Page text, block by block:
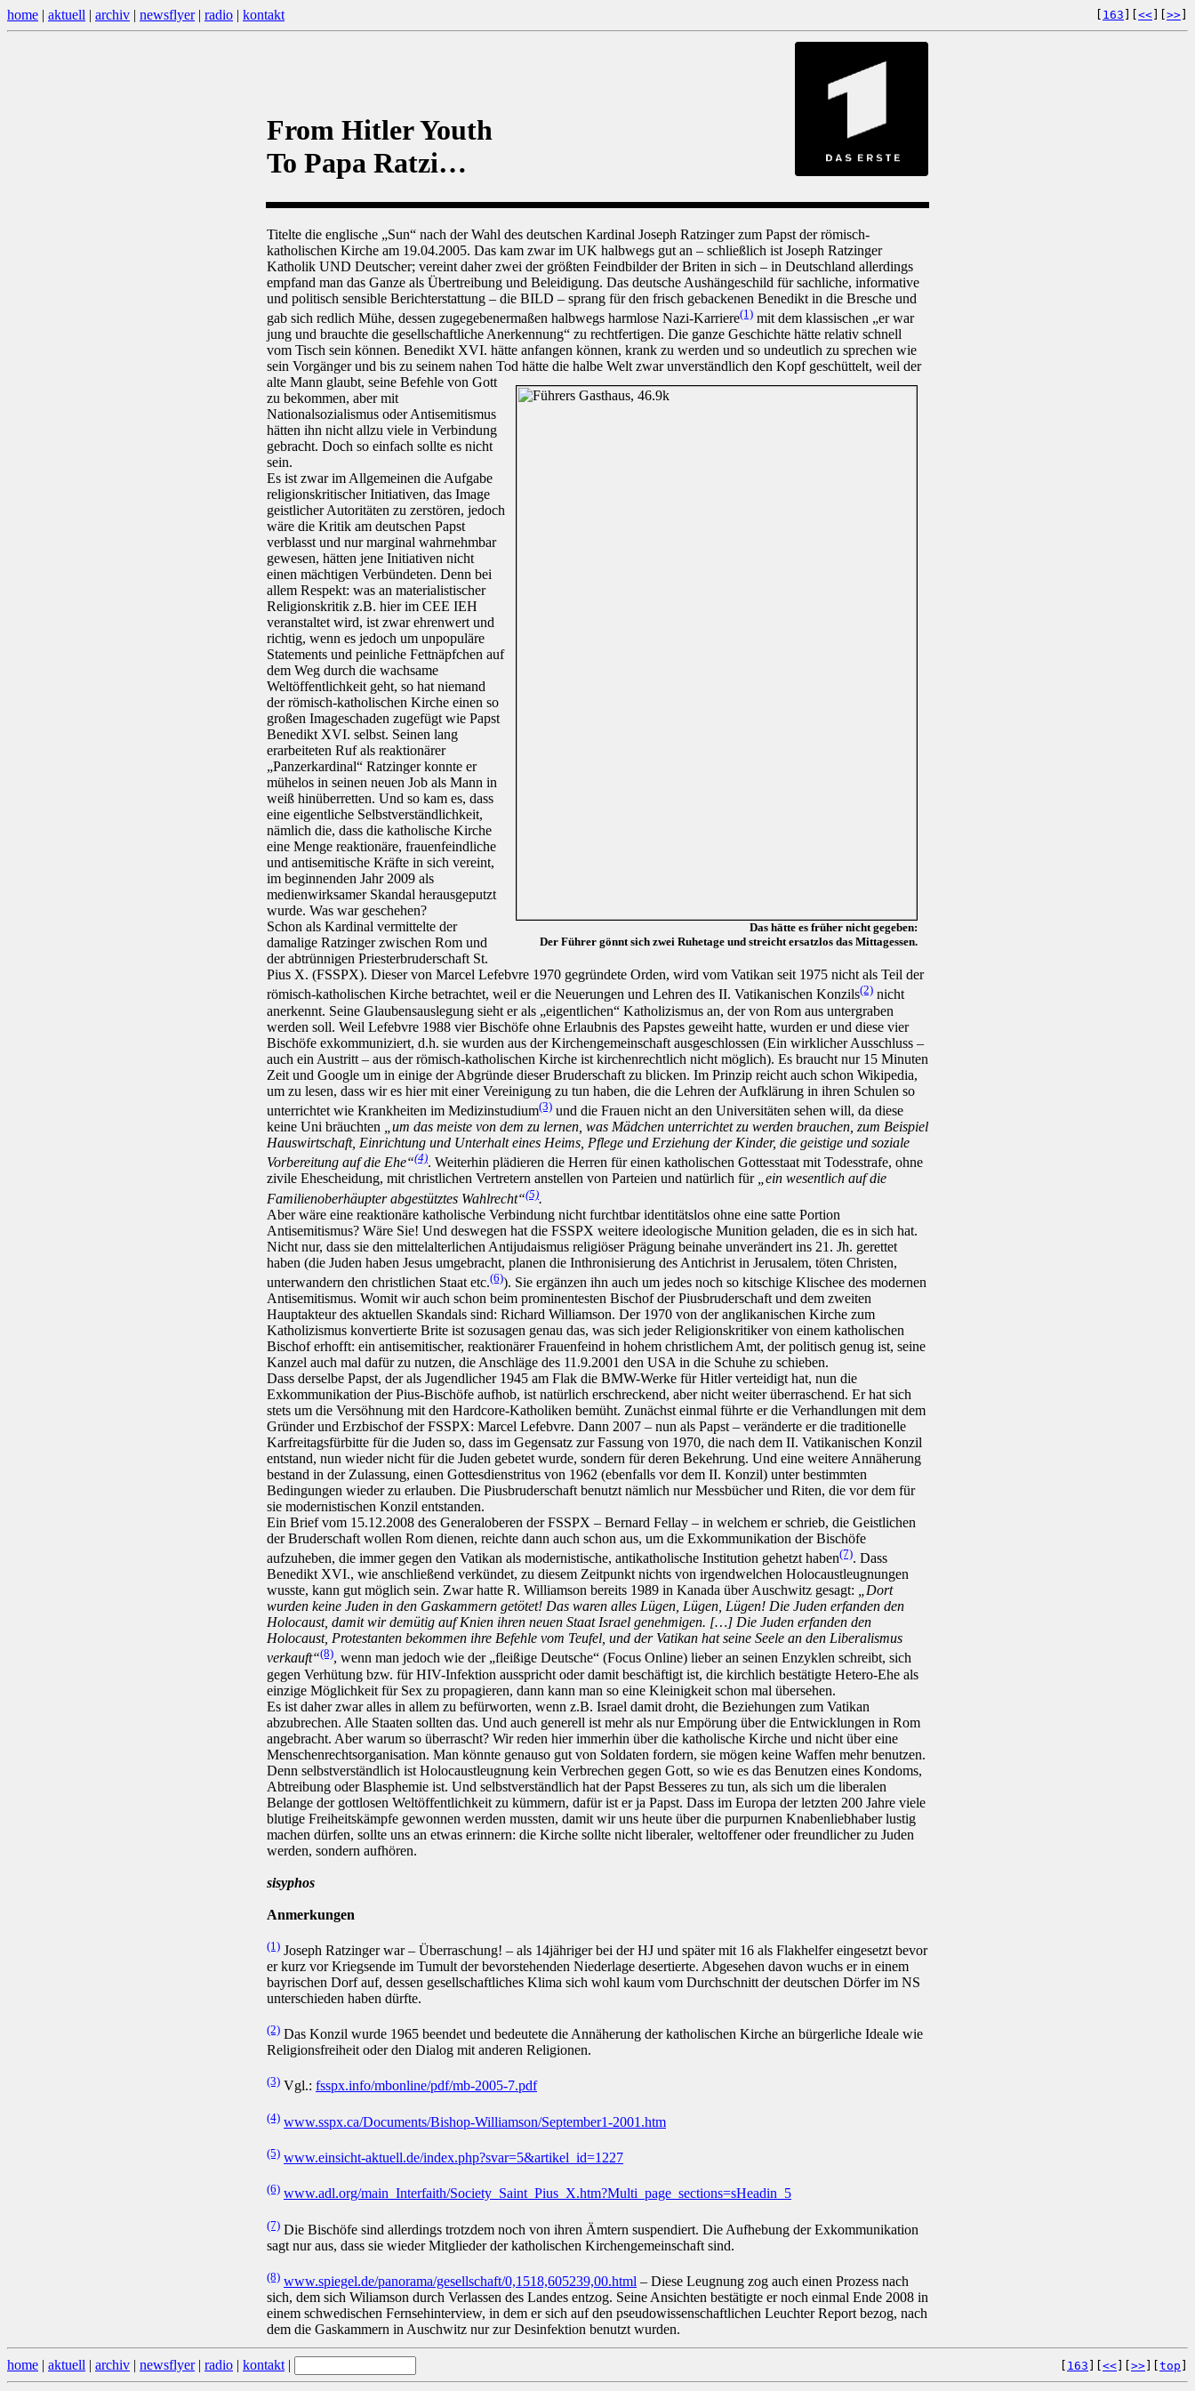
home | aktuell | archiv | newsflyer| radio | kontakt 163 << >>
From Hitler Youth
To Papa Ratzi…
Titelte die englische „Sun“ nach der Wahl des deutschen Kardinal Joseph Ratzinger zum Papst der römisch-
katholischen Kirche am 19.04.2005. Das kam zwar im UK halbwegs gut an – schließlich ist Joseph Ratzinger
Katholik UND Deutscher; vereint daher zwei der größten Feindbilder der Briten in sich – in Deutschland allerdings
empfand man das Ganze als Übertreibung und Beleidigung. Das deutsche Aushängeschild für sachliche, informative
und politisch sensible Berichterstattung – die BILD – sprang für den frisch gebackenen Benedikt in die Bresche und
gab sich redlich Mühe, dessen zugegebenermaßen halbwegs harmlose Nazi-Karriere(1) mit dem klassischen „er war
jung und brauchte die gesellschaftliche Anerkennung“ zu rechtfertigen. Die ganze Geschichte hätte relativ schnell
vom Tisch sein können. Benedikt XVI. hätte anfangen können, krank zu werden und so undeutlich zu sprechen wie
sein Vorgänger und bis zu seinem nahen Tod hätte die halbe Welt zwar unverständlich den Kopf geschüttelt, weil der
alte Mann glaubt, seine
Das hätte es früher nicht gegeben:
Der Führer gönnt sich zwei Ruhetage und streicht ersatzlos das Mittagessen.
Befehle von Gott
zu bekommen, aber mit
Nationalsozialismus oder Antisemitismus
hätten ihn nicht allzu viele in Verbindung
gebracht. Doch so einfach sollte es nicht
sein.
Es ist zwar im Allgemeinen die Aufgabe
religionskritischer Initiativen, das Image
geistlicher Autoritäten zu zerstören, jedoch
wäre die Kritik am deutschen Papst
verblasst und nur marginal wahrnehmbar
gewesen, hätten jene Initiativen nicht
einen mächtigen Verbündeten. Denn bei
allem Respekt: was an materialistischer
Religionskritik z.B. hier im CEE IEH
veranstaltet wird, ist zwar ehrenwert und
richtig, wenn es jedoch um unpopuläre
Statements und peinliche Fettnäpfchen auf
dem Weg durch die wachsame
Weltöffentlichkeit geht, so hat niemand
der römisch-katholischen Kirche einen so
großen Imageschaden zugefügt wie Papst
Benedikt XVI. selbst. Seinen lang
erarbeiteten Ruf als reaktionärer
„Panzerkardinal“ Ratzinger konnte er
mühelos in seinen neuen Job als Mann in
weiß hinüberretten. Und so kam es, dass
eine eigentliche Selbstverständlichkeit,
nämlich die, dass die katholische Kirche
eine Menge reaktionäre, frauenfeindliche
und antisemitische Kräfte in sich vereint,
im beginnenden Jahr 2009 als
medienwirksamer Skandal herausgeputzt
wurde. Was war geschehen?
Schon als Kardinal vermittelte der
damalige Ratzinger zwischen Rom und
der abtrünnigen Priesterbruderschaft St.
Pius X. (FSSPX). Dieser von Marcel Lefebvre 1970 gegründete Orden, wird vom Vatikan seit 1975 nicht als Teil der
römisch-katholischen Kirche betrachtet, weil er die Neuerungen und Lehren des II. Vatikanischen Konzils(2) nicht
anerkennt. Seine Glaubensauslegung sieht er als „eigentlichen“ Katholizismus an, der von Rom aus untergraben
werden soll. Weil Lefebvre 1988 vier Bischöfe ohne Erlaubnis des Papstes geweiht hatte, wurden er und diese vier
Bischöfe exkommuniziert, d.h. sie wurden aus der Kirchengemeinschaft ausgeschlossen (Ein wirklicher Ausschluss –
auch ein Austritt – aus der römisch-katholischen Kirche ist kirchenrechtlich nicht möglich). Es braucht nur 15 Minuten
Zeit und Google um in einige der Abgründe dieser Bruderschaft zu blicken. Im Prinzip reicht auch schon Wikipedia,
um zu lesen, dass wir es hier mit einer Vereinigung zu tun haben, die die Lehren der Aufklärung in ihren Schulen so
unterrichtet wie Krankheiten im Medizinstudium(3) und die Frauen nicht an den Universitäten sehen will, da diese
keine Uni bräuchten „um das meiste von dem zu lernen, was Mädchen unterrichtet zu werden brauchen, zum Beispiel
Hauswirtschaft, Einrichtung und Unterhalt eines Heims, Pflege und Erziehung der Kinder, die geistige und soziale
Vorbereitung auf die Ehe“(4). Weiterhin plädieren die Herren für einen katholischen Gottesstaat mit Todesstrafe, ohne
zivile Ehescheidung, mit christlichen Vertretern anstellen von Parteien und natürlich für
„ein wesentlich auf die
Familienoberhäupter abgestütztes Wahlrecht“(5).
Aber wäre eine reaktionäre katholische Verbindung nicht furchtbar identitätslos ohne eine satte Portion
Antisemitismus? Wäre Sie! Und deswegen hat die FSSPX weitere ideologische Munition geladen, die es in sich hat.
Nicht nur, dass sie den mittelalterlichen Antijudaismus religiöser Prägung beinahe unverändert ins 21. Jh. gerettet
haben (die Juden haben Jesus umgebracht, planen die Inthronisierung des Antichrist in Jerusalem, töten Christen,
unterwandern den christlichen Staat etc.(6)). Sie ergänzen ihn auch um jedes noch so kitschige Klischee des modernen
Antisemitismus. Womit wir auch schon beim prominentesten Bischof der Piusbruderschaft und dem zweiten
Hauptakteur des aktuellen Skandals sind: Richard Williamson. Der 1970 von der anglikanischen Kirche zum
Katholizismus konvertierte Brite ist sozusagen genau das, was sich jeder Religionskritiker von einem katholischen
Bischof erhofft: ein antisemitischer, reaktionärer Frauenfeind in hohem christlichem Amt, der politisch genug ist, seine
Kanzel auch mal dafür zu nutzen, die Anschläge des 11.9.2001 den USA in die Schuhe zu schieben.
Dass derselbe Papst, der als Jugendlicher 1945 am Flak die BMW-Werke für Hitler verteidigt hat, nun die
Exkommunikation der Pius-Bischöfe aufhob, ist natürlich erschreckend, aber nicht weiter überraschend. Er hat sich
stets um die Versöhnung mit den Hardcore-Katholiken bemüht. Zunächst einmal führte er die Verhandlungen mit dem
Gründer und Erzbischof der FSSPX: Marcel Lefebvre. Dann 2007 – nun als Papst – veränderte er die traditionelle
Karfreitagsfürbitte für die Juden so, dass im Gegensatz zur Fassung von 1970, die nach dem II. Vatikanischen Konzil
entstand, nun wieder nicht für die Juden gebetet wurde, sondern für deren Bekehrung. Und eine weitere Annäherung
bestand in der Zulassung, einen Gottesdienstritus von 1962 (ebenfalls vor dem II. Konzil) unter bestimmten
Bedingungen wieder zu erlauben. Die Piusbruderschaft benutzt nämlich nur Messbücher und Riten, die vor dem für
sie modernistischen Konzil entstanden.
Ein Brief vom 15.12.2008 des Generaloberen der FSSPX – Bernard Fellay – in welchem er schrieb, die Geistlichen
der Bruderschaft wollen Rom dienen, reichte dann auch schon aus, um die Exkommunikation der Bischöfe
aufzuheben, die immer gegen den Vatikan als modernistische, antikatholische Institution gehetzt haben(7). Dass
Benedikt XVI., wie anschließend verkündet, zu diesem Zeitpunkt nichts von irgendwelchen Holocaustleugnungen
wusste, kann gut möglich sein. Zwar hatte R. Williamson bereits 1989 in Kanada über Auschwitz gesagt:
„Dort
wurden keine Juden in den Gaskammern getötet! Das waren alles Lügen, Lügen, Lügen! Die Juden erfanden den
Holocaust, damit wir demütig auf Knien ihren neuen Staat Israel genehmigen. […] Die Juden erfanden den
Holocaust, Protestanten bekommen ihre Befehle vom Teufel, und der Vatikan hat seine Seele an den Liberalismus
verkauft“(8), wenn man jedoch wie der „fleißige Deutsche“ (Focus Online) lieber an seinen Enzyklen schreibt, sich
gegen Verhütung bzw. für HIV-Infektion ausspricht oder damit beschäftigt ist, die kirchlich bestätigte Hetero-Ehe als
einzige Möglichkeit für Sex zu propagieren, dann kann man so eine Kleinigkeit schon mal übersehen.
Es ist daher zwar alles in allem zu befürworten, wenn z.B. Israel damit droht, die Beziehungen zum Vatikan
abzubrechen. Alle Staaten sollten das. Und auch generell ist mehr als nur Empörung über die Entwicklungen in Rom
angebracht. Aber warum so überrascht? Wir reden hier immerhin über die katholische Kirche und nicht über eine
Menschenrechtsorganisation. Man könnte genauso gut von Soldaten fordern, sie mögen keine Waffen mehr benutzen.
Denn selbstverständlich ist Holocaustleugnung kein Verbrechen gegen Gott, so wie es das Benutzen eines Kondoms,
Abtreibung oder Blasphemie ist. Und selbstverständlich hat der Papst Besseres zu tun, als sich um die liberalen
Belange der gottlosen Weltöffentlichkeit zu kümmern, dafür ist er ja Papst. Dass im Europa der letzten 200 Jahre viele
blutige Freiheitskämpfe gewonnen werden mussten, damit wir uns heute über die purpurnen Knabenliebhaber lustig
machen dürfen, sollte uns an etwas erinnern: die Kirche sollte nicht liberaler, weltoffener oder freundlicher zu Juden
werden, sondern aufhören.
sisyphos
Anmerkungen
(1) Joseph Ratzinger war – Überraschung! – als 14jähriger bei der HJ und später mit 16 als Flakhelfer eingesetzt bevor
er kurz vor Kriegsende im Tumult der bevorstehenden Niederlage desertierte. Abgesehen davon wuchs er in einem
bayrischen Dorf auf, dessen gesellschaftliches Klima sich wohl kaum vom Durchschnitt der deutschen Dörfer im NS
unterschieden haben dürfte.
(2) Das Konzil wurde 1965 beendet und bedeutete die Annäherung der katholischen Kirche an bürgerliche Ideale wie
Religionsfreiheit oder den Dialog mit anderen Religionen.
(3) Vgl.: fsspx.info/mbonline/pdf/mb-2005-7.pdf
(4) www.sspx.ca/Documents/Bishop-Williamson/September1-2001.htm
(5) www.einsicht-aktuell.de/index.php?svar=5&artikel_id=1227
(6) www.adl.org/main_Interfaith/Society_Saint_Pius_X.htm?Multi_page_sections=sHeadin_5
(7) Die Bischöfe sind allerdings trotzdem noch von ihren Ämtern suspendiert. Die Aufhebung der Exkommunikation
sagt nur aus, dass sie wieder Mitglieder der katholischen Kirchengemeinschaft sind.
(8) www.spiegel.de/panorama/gesellschaft/0,1518,605239,00.html – Diese Leugnung zog auch einen Prozess nach
sich, dem sich Wiliamson durch Verlassen des Landes entzog. Seine Ansichten bestätigte er noch einmal Ende 2008 in
einem schwedischen Fernsehinterview, in dem er sich auf den pseudowissenschaftlichen Leuchter Report bezog, nach
dem die Gaskammern in Auschwitz nur zur Desinfektion benutzt wurden.
home | aktuell | archiv | newsflyer| radio | kontakt | 163 << >> top